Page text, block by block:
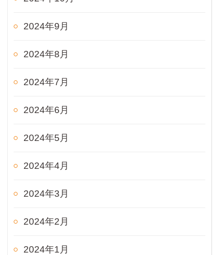
2024年9月
2024年8月
2024年7月
2024年6月
2024年5月
2024年4月
2024年3月
2024年2月
2024年1月